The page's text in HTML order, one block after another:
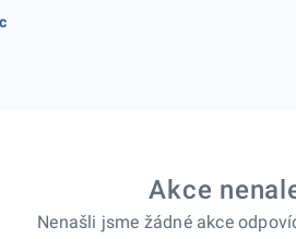
Akce
Nenašli jsme žádné akce